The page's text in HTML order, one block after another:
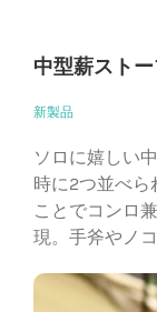
中型薪スト
新製品
ソロに嬉しい
時に2つ並べら
ことでコンロ
現。手斧やノ